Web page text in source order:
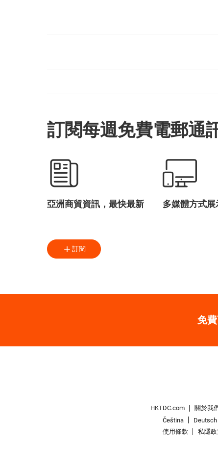
訂閱每週免費電郵通
亞洲商貿資訊，最快最新 多媒體方式
訂閱
免
HKTDC.com 關於我
Čeština
Deutsch
使用條款
私隱政